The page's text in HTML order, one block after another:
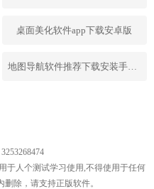
桌面美化软件app下载安卓版
地图导航软件推荐下载安装手机版
于人个测试学习使用,不得使用于任何
除，请支持正版软件。